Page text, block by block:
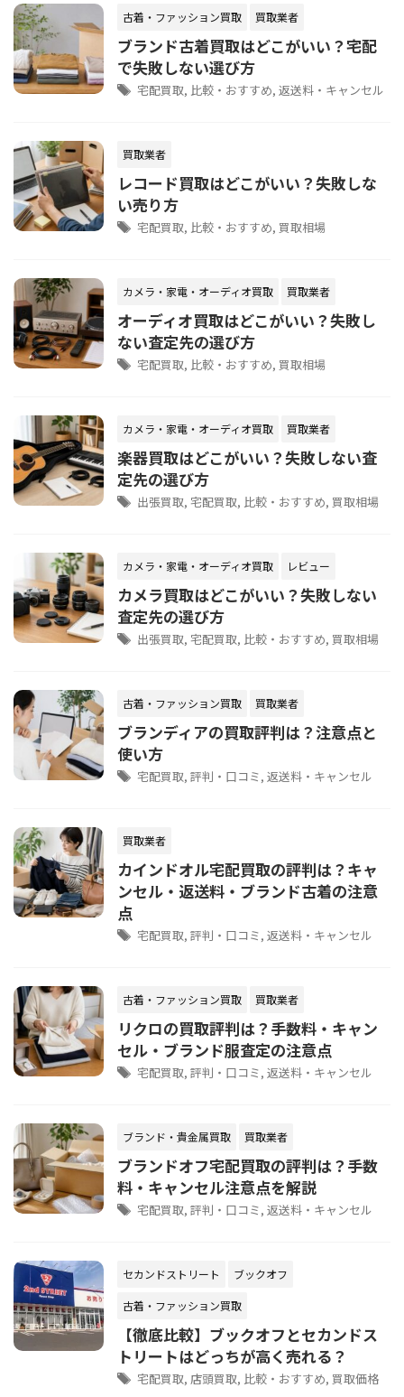
古着・ファッション買取 買取業者
ブランド古着買取はどこがいい？宅配
で失敗しない選び方
宅配買取, 比較・おすすめ, 返送料・キャンセル
買取業者
レコード買取はどこがいい？失敗しな
い売り方
宅配買取, 比較・おすすめ, 買取相場
カメラ・家電・オーディオ買取 買取業者
オーディオ買取はどこがいい？失敗し
ない査定先の選び方
宅配買取, 比較・おすすめ, 買取相場
カメラ・家電・オーディオ買取 買取業者
楽器買取はどこがいい？失敗しない査
定先の選び方
出張買取, 宅配買取, 比較・おすすめ, 買取相場
カメラ・家電・オーディオ買取 レビュー
カメラ買取はどこがいい？失敗しない
査定先の選び方
出張買取, 宅配買取, 比較・おすすめ, 買取相場
古着・ファッション買取 買取業者
ブランディアの買取評判は？注意点と
使い方
宅配買取, 評判・口コミ, 返送料・キャンセル
買取業者
カインドオル宅配買取の評判は？キャ
ンセル・返送料・ブランド古着の注意
点
宅配買取, 評判・口コミ, 返送料・キャンセル
古着・ファッション買取 買取業者
リクロの買取評判は？手数料・キャン
セル・ブランド服査定の注意点
宅配買取, 評判・口コミ, 返送料・キャンセル
ブランド・貴金属買取 買取業者
ブランドオフ宅配買取の評判は？手数
料・キャンセル注意点を解説
宅配買取, 評判・口コミ, 返送料・キャンセル
セカンドストリート ブックオフ
古着・ファッション買取
【徹底比較】ブックオフとセカンドス
トリートはどっちが高く売れる？
宅配買取, 店頭買取, 比較・おすすめ, 買取価格